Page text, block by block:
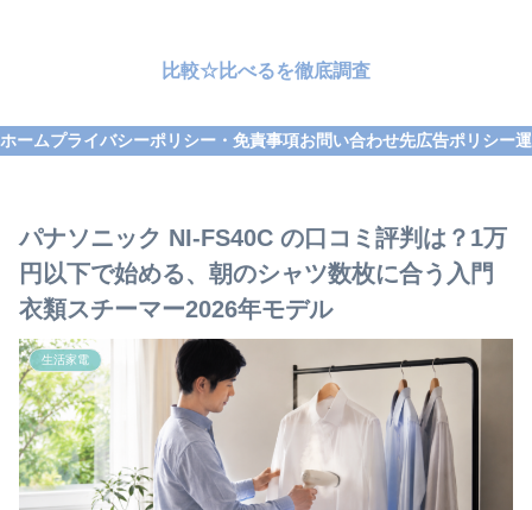
比較☆比べるを徹底調査
ホームプライバシーポリシー・免責事項お問い合わせ先広告ポリシー
パナソニック NI-FS40C の口コミ評判は？1万
円以下で始める、朝のシャツ数枚に合う入門
衣類スチーマー2026年モデル
生活家電